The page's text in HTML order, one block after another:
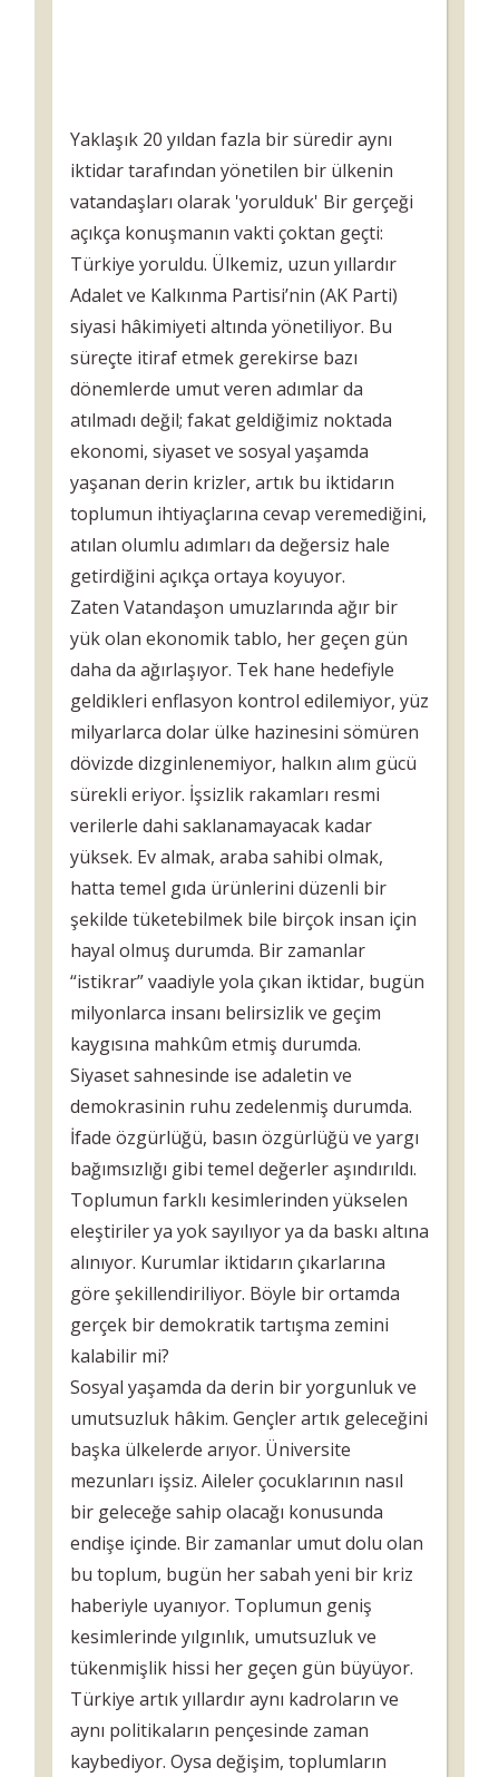
Yaklaşık 20 yıldan fazla bir süredir aynı
iktidar tarafından yönetilen bir ülkenin
vatandaşları olarak 'yorulduk' Bir gerçeği
açıkça konuşmanın vakti çoktan geçti:
Türkiye yoruldu. Ülkemiz, uzun yıllardır
Adalet ve Kalkınma Partisi’nin (AK Parti)
siyasi hâkimiyeti altında yönetiliyor. Bu
süreçte itiraf etmek gerekirse bazı
dönemlerde umut veren adımlar da
atılmadı değil; fakat geldiğimiz noktada
ekonomi, siyaset ve sosyal yaşamda
yaşanan derin krizler, artık bu iktidarın
toplumun ihtiyaçlarına cevap veremediğini,
atılan olumlu adımları da değersiz hale
getirdiğini açıkça ortaya koyuyor.
Zaten Vatandaşon umuzlarında ağır bir
yük olan ekonomik tablo, her geçen gün
daha da ağırlaşıyor. Tek hane hedefiyle
geldikleri enflasyon kontrol edilemiyor, yüz
milyarlarca dolar ülke hazinesini sömüren
dövizde dizginlenemiyor, halkın alım gücü
sürekli eriyor. İşsizlik rakamları resmi
verilerle dahi saklanamayacak kadar
yüksek. Ev almak, araba sahibi olmak,
hatta temel gıda ürünlerini düzenli bir
şekilde tüketebilmek bile birçok insan için
hayal olmuş durumda. Bir zamanlar
“istikrar” vaadiyle yola çıkan iktidar, bugün
milyonlarca insanı belirsizlik ve geçim
kaygısına mahkûm etmiş durumda.
Siyaset sahnesinde ise adaletin ve
demokrasinin ruhu zedelenmiş durumda.
İfade özgürlüğü, basın özgürlüğü ve yargı
bağımsızlığı gibi temel değerler aşındırıldı.
Toplumun farklı kesimlerinden yükselen
eleştiriler ya yok sayılıyor ya da baskı altına
alınıyor. Kurumlar iktidarın çıkarlarına
göre şekillendiriliyor. Böyle bir ortamda
gerçek bir demokratik tartışma zemini
kalabilir mi?
Sosyal yaşamda da derin bir yorgunluk ve
umutsuzluk hâkim. Gençler artık geleceğini
başka ülkelerde arıyor. Üniversite
mezunları işsiz. Aileler çocuklarının nasıl
bir geleceğe sahip olacağı konusunda
endişe içinde. Bir zamanlar umut dolu olan
bu toplum, bugün her sabah yeni bir kriz
haberiyle uyanıyor. Toplumun geniş
kesimlerinde yılgınlık, umutsuzluk ve
tükenmişlik hissi her geçen gün büyüyor.
Türkiye artık yıllardır aynı kadroların ve
aynı politikaların pençesinde zaman
kaybediyor. Oysa değişim, toplumların